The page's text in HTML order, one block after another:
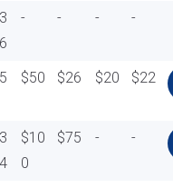
- - - -
$50 $26 $20 $22
$10
0
$75 - -